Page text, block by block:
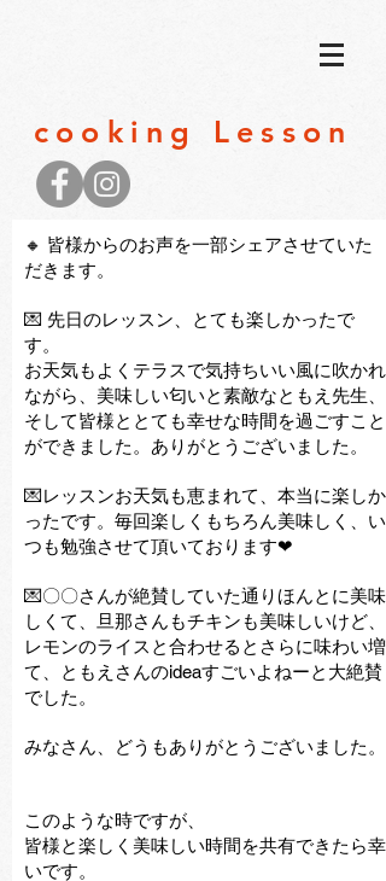
​cooking Lesson
🔸 皆様からのお声を一部シェアさせていた
だきます。
💌 先日のレッスン、とても楽しかったで
す。
お天気もよくテラスで気持ちいい風に吹かれ
ながら、美味しい匂いと素敵なともえ先生、
そして皆様ととても幸せな時間を過ごすこと
ができました。 ありがとうございました。
💌レッスンお天気も恵まれて、本当に楽しか
ったです。毎回楽しくもちろん美味しく、い
つも勉強させて頂いております❤︎
💌〇〇さんが絶賛していた通りほんとに美味
しくて、旦那さんもチキンも美味しいけど、
レモンのライスと合わせるとさらに味わい増
て、ともえさんのideaすごいよねーと大絶賛
でした。
​みなさん、どうもありがとうございました。
このような時ですが、
皆様と楽しく美味しい時間を共有できたら幸
いです。